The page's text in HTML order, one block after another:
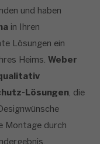
und haben
in Ihren
Lösungen ein
Heims. Weber
Lösungen, die
Montage durch